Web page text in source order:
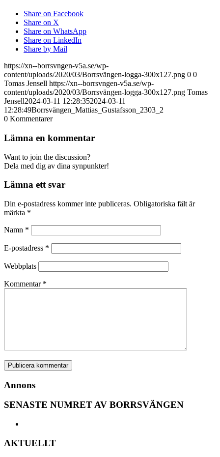
Share on Facebook
Share on X
Share on WhatsApp
Share on LinkedIn
Share by Mail
https://xn--borrsvngen-v5a.se/wp-
content/uploads/2020/03/Borrsvängen-logga-300x127.png 0 0
Tomas Jensell https://xn--borrsvngen-v5a.se/wp-
content/uploads/2020/03/Borrsvängen-logga-300x127.png Tomas
Jensell2024-03-11 12:28:352024-03-11
12:28:49Borrsvängen_Mattias_Gustafsson_2303_2
0 Kommentarer
Lämna en kommentar
Want to join the discussion?
Dela med dig av dina synpunkter!
Lämna ett svar
Din e-postadress kommer inte publiceras. Obligatoriska fält är
märkta *
Namn *
E-postadress *
Webbplats
Kommentar *
Annons
SENASTE NUMRET AV BORRSVÄNGEN
AKTUELLT